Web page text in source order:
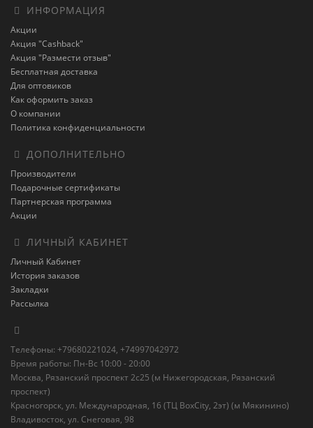
ИНФОРМАЦИЯ
Акции
Акция "Cashback"
Акция "Размести отзыв"
Бесплатная доставка
Для оптовиков
Как оформить заказ
О компании
Политика конфиденциальности
ДОПОЛНИТЕЛЬНО
Производители
Подарочные сертификаты
Партнерская программа
Акции
ЛИЧНЫЙ КАБИНЕТ
Личный Кабинет
История заказов
Закладки
Рассылка
Телефоны: +79680221024, +74997042972
Время работы: Пн-Вс 10:00 - 20:00
Москва, Рязанский проспект 2с25 (м Нижегородская, Рязанский
проспект)
Красногорск, ул. Международная, 16 (ТЦ BoxСity, 2эт) (м Мякинино)
Владивосток, ул. Снеговая, 98